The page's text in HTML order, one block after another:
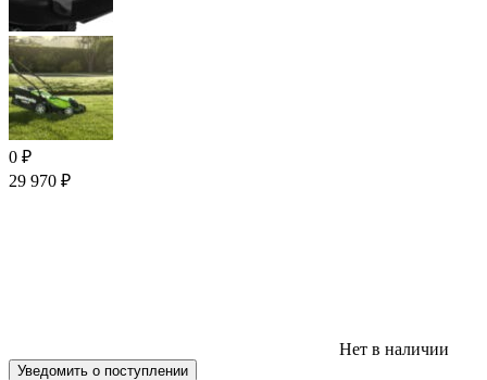
0 ₽
29 970 ₽
Нет в наличии
Уведомить о поступлении